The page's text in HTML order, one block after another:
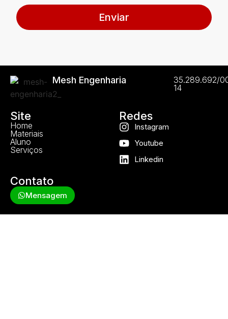
Enviar
Mesh Engenharia
35.289.692/
14
Site
Home
Materiais
Aluno
Serviços
Redes
Instagram
Youtube
Linkedin
Contato
Mensagem